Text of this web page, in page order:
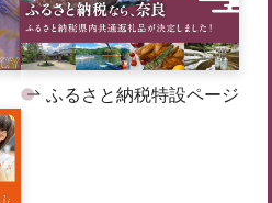
ふるさと納税特設ページ